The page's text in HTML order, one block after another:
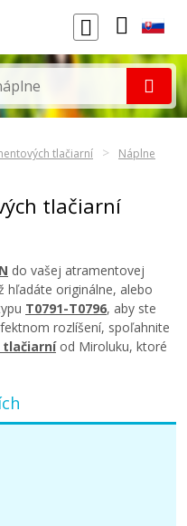
tlačiarní
Náplne
tlačiarní
do vašej atramentovej
hľadáte originálne, alebo
T0791-T0796, aby ste
rozlíšení, spoľahnite
tlačiarníod Miroluku, ktoré